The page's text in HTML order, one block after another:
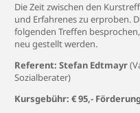
Die Zeit zwischen den
und Erfahrenes zu erproben.
folgenden Treffen
neu gestellt werden.
Referent: Stefan Edtmayr
Sozialberater)
Kursgebühr: € 95,-